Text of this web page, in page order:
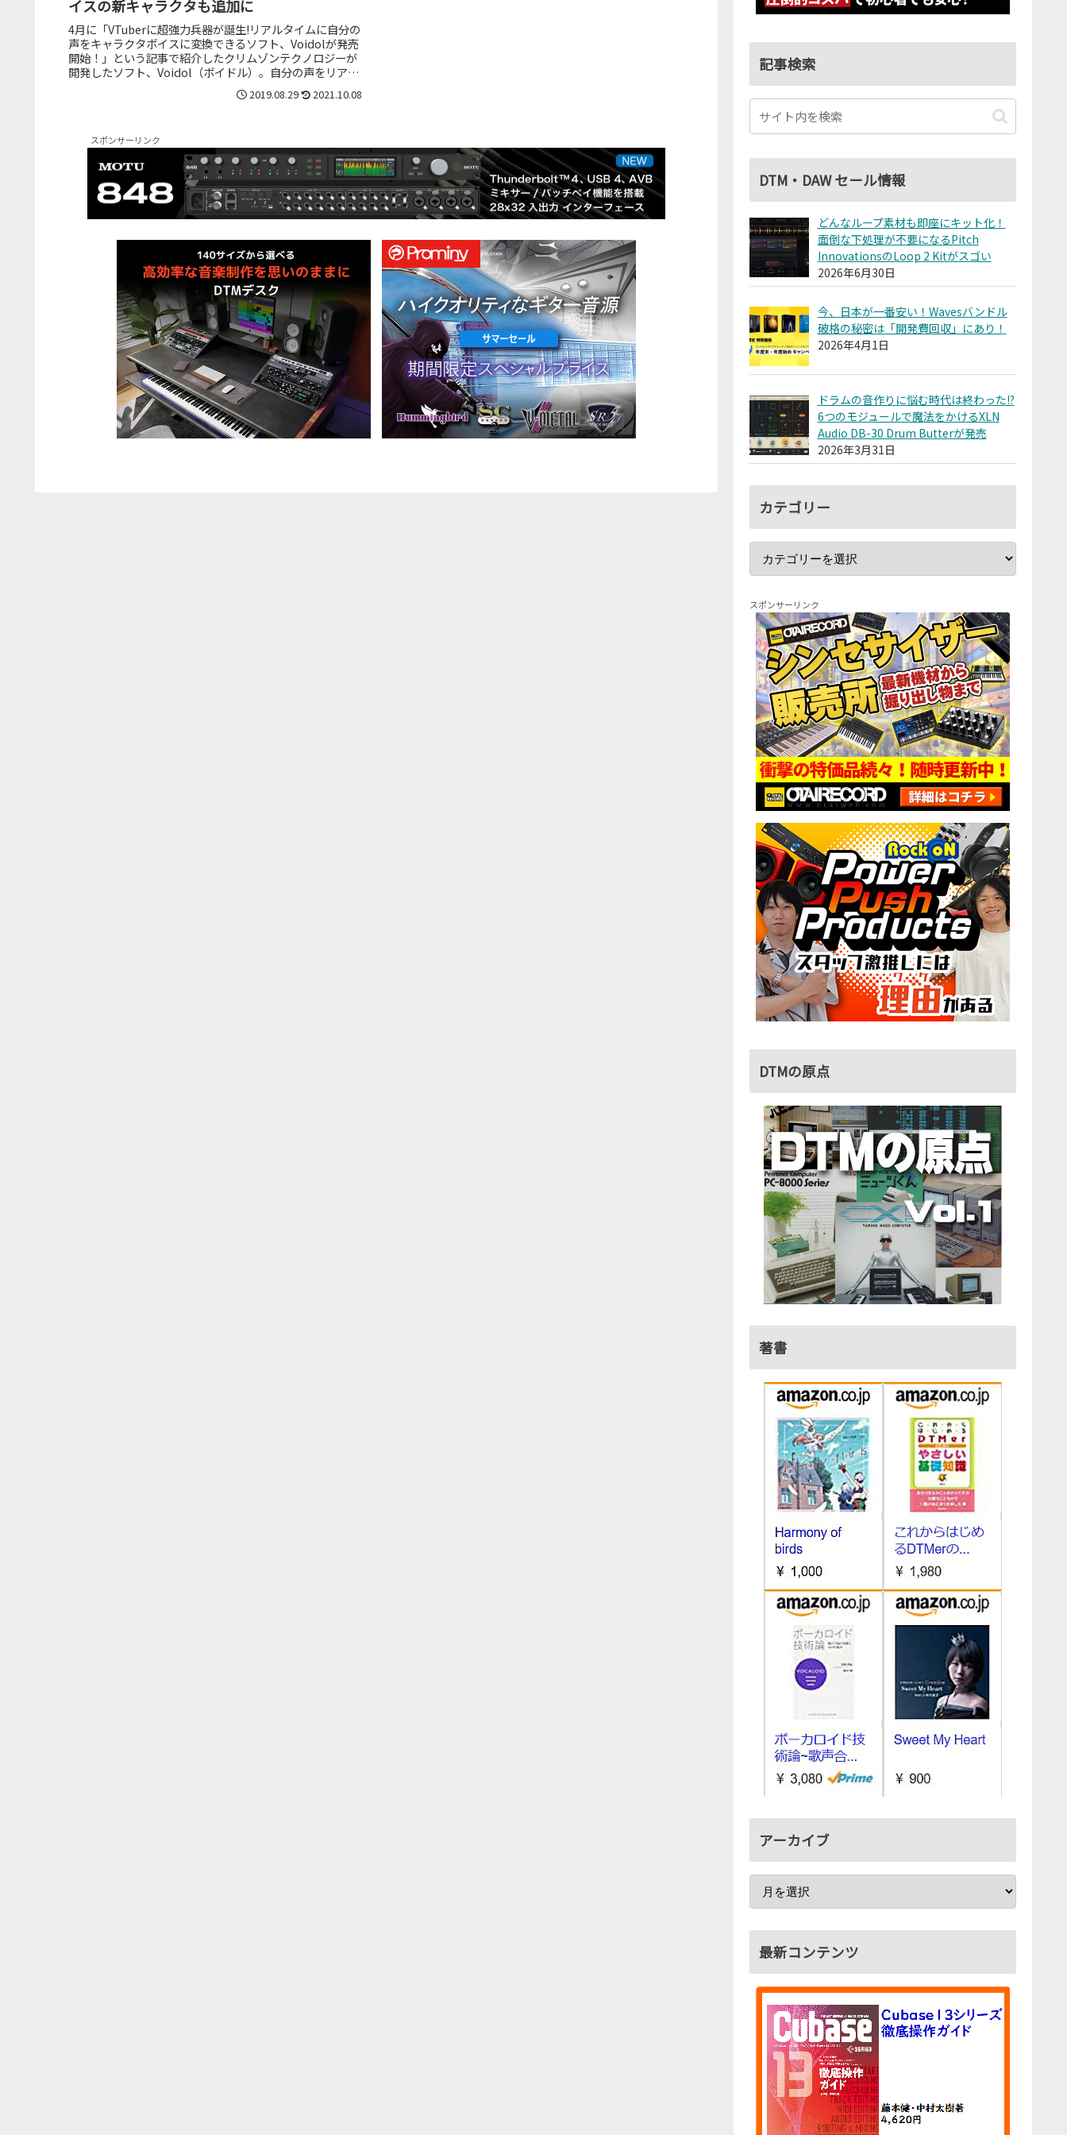
イスの新キャラクタも追加に
4月に「VTuberに超強力兵器が誕生!リアルタイムに自分の
声をキャラクタボイスに変換できるソフト、Voidolが発売
開始！」という記事で紹介したクリムゾンテクノロジーが
開発したソフト、Voidol（ボイドル）。自分の声をリアル
2019.08.29 2021.10.08
スポンサーリンク
記事検索
DTM・DAW セール情報
どんなループ素材も即座にキット化！
面倒な下処理が不要になるPitch
InnovationsのLoop 2 Kitがスゴい
2026年6月30日
今、日本が一番安い！Wavesバンドル
破格の秘密は「開発費回収」にあり！
2026年4月1日
ドラムの音作りに悩む時代は終わった!?
6つのモジュールで魔法をかけるXLN
Audio DB-30 Drum Butterが発売
2026年3月31日
カテゴリー
スポンサーリンク
DTMの原点
著書
アーカイブ
最新コンテンツ